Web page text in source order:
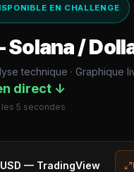
EN CHALLENGE
Solana /
technique · Graphique
direct ↓
5 secondes
— TradingView